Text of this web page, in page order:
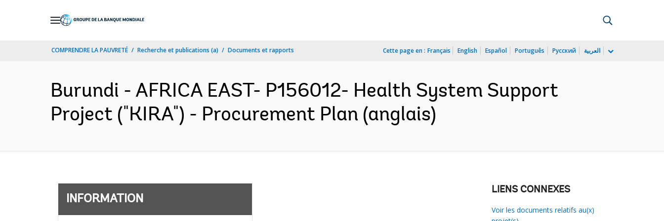
COMPRENDRE LA PAUVRETÉ Recherche et publications (a) Documents et rapports Cette page en : Français English Español Português Русский العربية
Burundi - AFRICA EAST- P156012- Health System Support
Project ("KIRA") - Procurement Plan (anglais)
INFORMATION
LIENS CONNEXES
Voir les documents relatifs au(x)